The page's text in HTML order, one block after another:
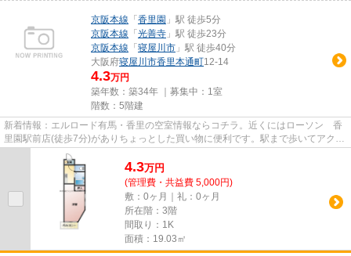
京阪本線 「 香里園 」駅 徒歩5分
京阪本線 「 光善寺 」駅 徒歩23分
京阪本線 「 寝屋川市 」駅 徒歩40分
大阪府寝屋川市香里本通町12-14
4.3万円
築年数：築34年 ｜募集中： 1室
階数：5階建
新着情報：エルロード有馬・香里の空室情報ならコチラ。近くにはローソン 香
里園駅前店(徒歩7分)がありちょっとした買い物に便利です。駅まで歩いてアクセ
スできる、徒歩5分の距離に...
4.3万円
(管理費・共益費 5,000円)
敷：0ヶ月｜礼：0ヶ月
所在階：3階
間取り：1K
面積：19.03㎡